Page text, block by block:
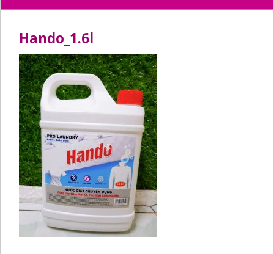
Hando_1.6l